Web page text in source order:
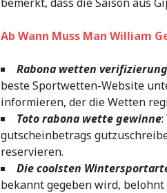
Ab Wann Muss Man William
Rabona wetten
beste Sportwetten-Website
informieren, der die Wetten
Toto rabona wette gewinne
gutscheinbetrags
reservieren.
Die coolsten
bekannt gegeben wird, belohnt